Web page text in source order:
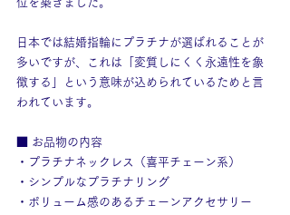
日本では結婚指輪にプラチナが選ばれることが
多いですが、これは「変質しにくく永遠性を象
徴する」という意味が込められているためと言
われています。
■ お品物の内容
・プラチナネックレス（喜平チェーン系）
・シンプルなプラチナリング
・ボリューム感のあるチェーンアクセサリー